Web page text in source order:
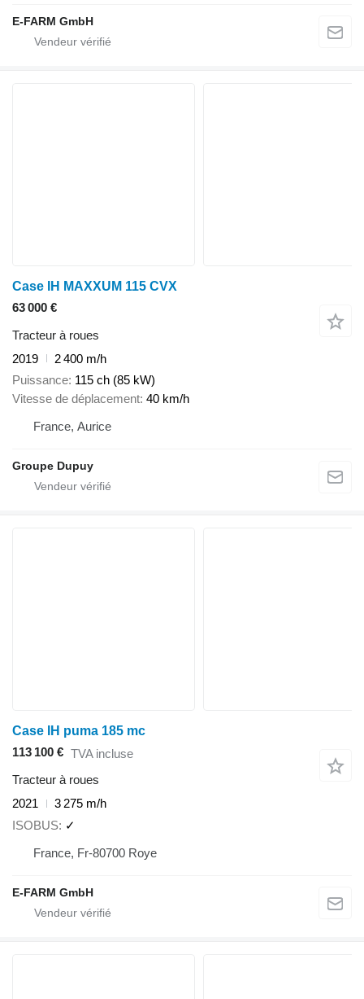
E-FARM GmbH
Case IH MAXXUM 115 CVX
63 000 €
Tracteur à roues
2019
2 400 m/h
Puissance 115 ch (85 kW)
Vitesse de déplacement 40 km/h
France, Aurice
Groupe Dupuy
Case IH puma 185 mc
113 100 € TVA incluse
Tracteur à roues
2021
3 275 m/h
ISOBUS ✓
France, Fr-80700 Roye
E-FARM GmbH